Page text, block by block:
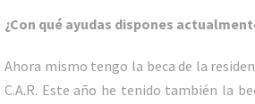
¿Con qué ayudas dispones
Ahora mismo tengo la beca de la
C.A.R. Este año he tenido también la